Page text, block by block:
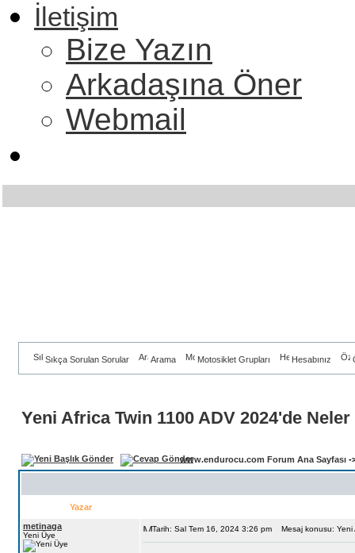
İletişim
Bize Yazın
Arkadaşına Öner
Webmail
Sıkça Sorulan Sorular Arama Motosiklet Grupları Hesabınız
Yeni Africa Twin 1100 ADV 2024'de
www.endurocu.com Forum Ana Sayfası -
Yazar
metinaga
Yeni Üye
Tarih: Sal Tem 16, 2024 3:26 pm Mesaj konusu: Yeni